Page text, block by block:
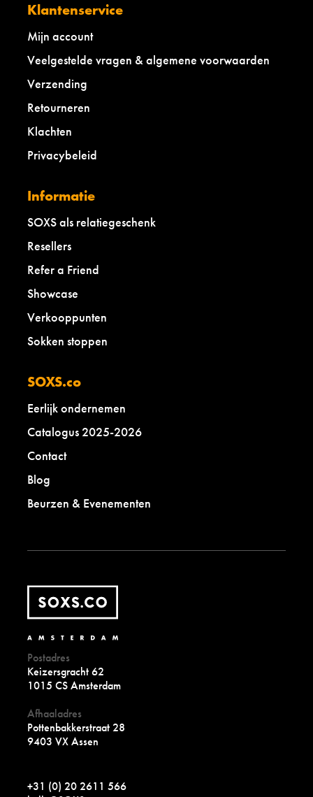
Klantenservice
Mijn account
Veelgestelde vragen & algemene voorwaarden
Verzending
Retourneren
Klachten
Privacybeleid
Informatie
SOXS als relatiegeschenk
Resellers
Refer a Friend
Showcase
Verkooppunten
Sokken stoppen
SOXS.co
Eerlijk ondernemen
Catalogus 2025-2026
Contact
Blog
Beurzen & Evenementen
Postadres
Keizersgracht 62
1015 CS Amsterdam
Afhaaladres
Pottenbakkerstraat 28
9403 VX Assen
+31 (0) 20 2611 566